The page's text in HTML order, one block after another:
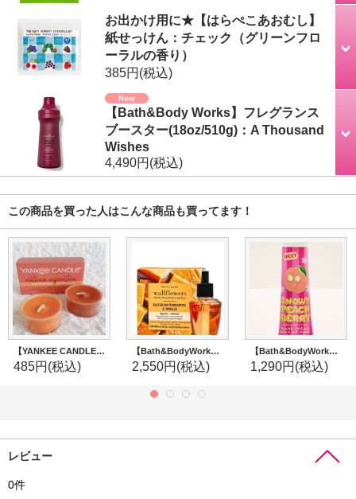
お出かけ用に★【はらぺこあおむし】
紙せっけん：チェック（グリーンフロ
ーラルの香り）
385円(税込)
【Bath&Body Works】フレグランス
ブースター(18oz/510g)：A Thousand
Wishes
4,490円(税込)
この商品を買った人はこんな商品も買ってます！
【YANKEE CANDLE/ヤンキーキャンドル】ティーライトキャンドル2個セット：ファームフレッシュピーチ / スパイスパンプキン
485円(税込)
【Bath&BodyWorks】Wallflowers詰替リフィル(2個入り)：ソルトバタースコッチ＆バニラ
2,550円(税込)
【Bath&BodyWorks】シアバターハンドクリーム：スノーウィーピーチベリー
1,290円(税込)
レビュー
0件